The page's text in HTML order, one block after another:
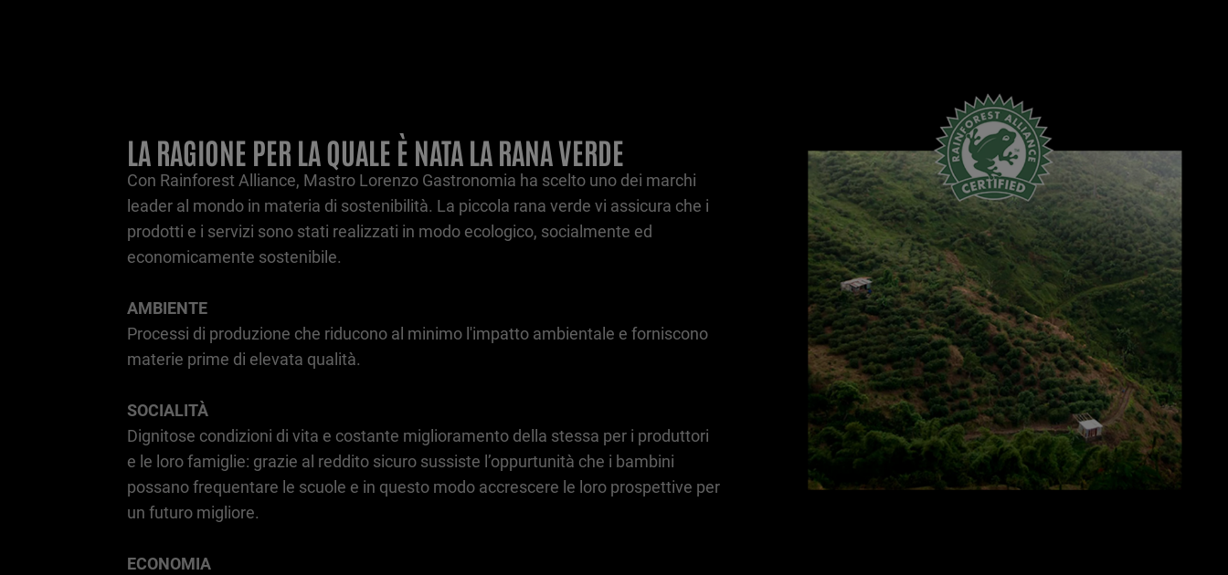
LA RAGIONE PER LA QUALE È NATA LA RANA VERDE
Con Rainforest Alliance, Mastro Lorenzo Gastronomia ha scelto uno dei marchi
leader al mondo in materia di sostenibilità. La piccola rana verde vi assicura che i
prodotti e i servizi sono stati realizzati in modo ecologico, socialmente ed
economicamente sostenibile.
AMBIENTE
Processi di produzione che riducono al minimo l'impatto ambientale e forniscono
materie prime di elevata qualità.
SOCIALITÀ
Dignitose condizioni di vita e costante miglioramento della stessa per i produttori
e le loro famiglie: grazie al reddito sicuro sussiste l’oppurtunità che i bambini
possano frequentare le scuole e in questo modo accrescere le loro prospettive per
un futuro migliore.
ECONOMIA